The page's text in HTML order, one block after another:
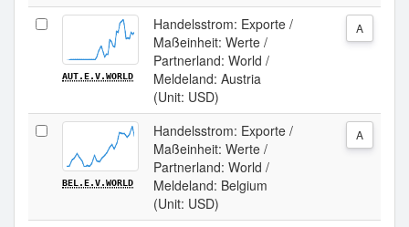
AUT.E.V.WORLD
Handelsstrom: Exporte /
Maßeinheit: Werte /
Partnerland: World /
Meldeland: Austria
(Unit: USD)
A
BEL.E.V.WORLD
Handelsstrom: Exporte /
Maßeinheit: Werte /
Partnerland: World /
Meldeland: Belgium
(Unit: USD)
A